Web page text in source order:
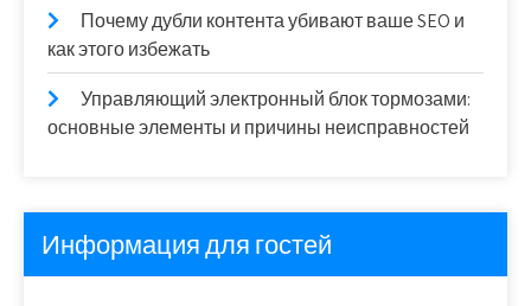
Почему дубли контента убивают ваше SEO и
как этого избежать
Управляющий электронный блок тормозами:
основные элементы и причины неисправностей
Информация для гостей